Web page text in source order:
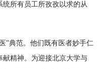
统所有员工所孜孜以求的从
”典范。他们既有医者妙手仁
精神。为迎接北京大学与